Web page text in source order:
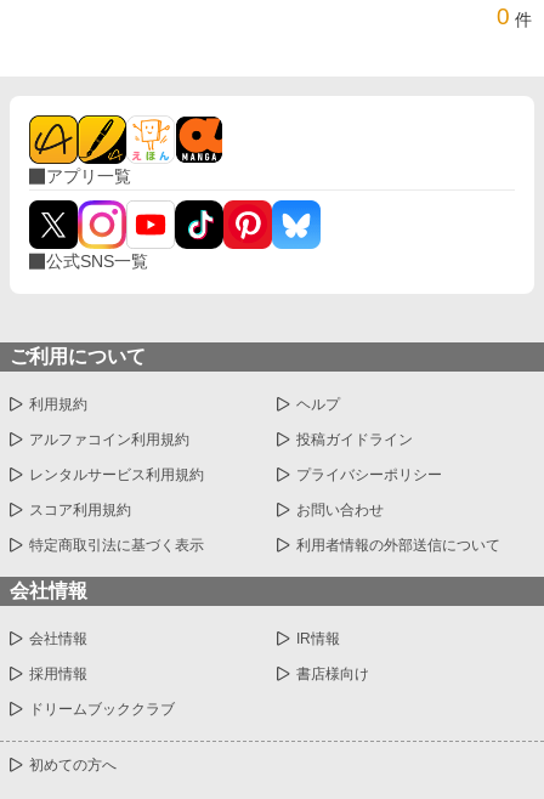
0 件
アプリ一覧
公式SNS一覧
ご利用について
利用規約 ヘルプ
アルファコイン利用規約 投稿ガイドライン
レンタルサービス利用規約 プライバシーポリシー
スコア利用規約 お問い合わせ
特定商取引法に基づく表示 利用者情報の外部送信について
会社情報
会社情報 IR情報
採用情報 書店様向け
ドリームブッククラブ
初めての方へ